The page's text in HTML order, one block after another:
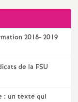
2018- 2019
de la FSU
: un texte qui